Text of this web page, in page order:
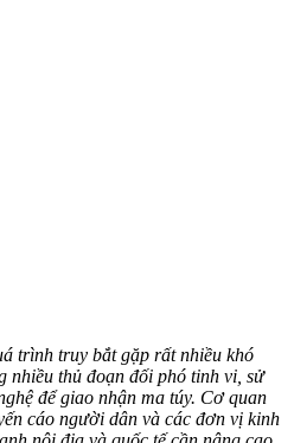
trình truy bắt gặp rất nhiều khó
nhiều thủ đoạn đối phó tinh vi, sử
để giao nhận m‌a tú‌y. Cơ quan
cáo người dân và các đơn vị kinh